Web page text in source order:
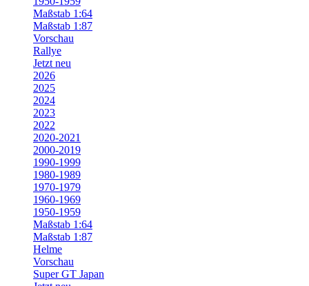
Maßstab 1:64
Maßstab 1:87
Vorschau
Rallye
Jetzt neu
2026
2025
2024
2023
2022
2020-2021
2000-2019
1990-1999
1980-1989
1970-1979
1960-1969
1950-1959
Maßstab 1:64
Maßstab 1:87
Helme
Vorschau
Super GT Japan